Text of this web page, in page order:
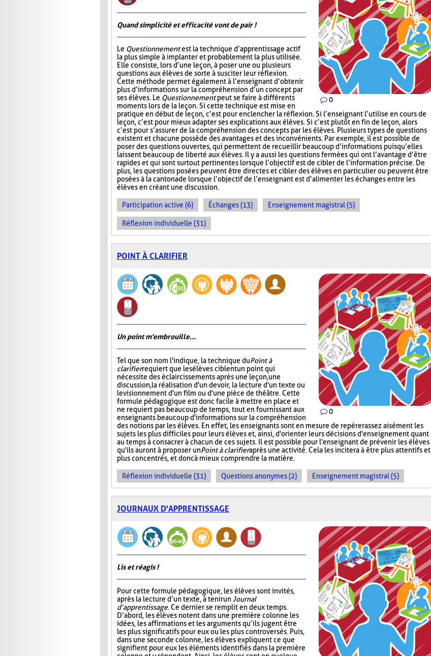
0
Quand simplicité et efficacité vont de pair !
Le Questionnementest la technique d’apprentissage actif
la plus simple à implanter et probablement la plus utilisée.
Elle consiste, lors d’une leçon, à poser une ou plusieurs
questions aux élèves de sorte à susciter leur réflexion.
Cette méthode permet également à l’enseignant d’obtenir
plus d’informations sur la compréhension d’un concept par
ses élèves. Le Questionnementpeut se faire à différents
moments lors de la leçon. Si cette technique est mise en
pratique en début de leçon, c’est pour enclencher la réflexion. Si l’enseignant l’utilise en cours de
leçon, c’est pour mieux adapter ses explications aux élèves. Si c’est plutôt en fin de leçon, alors
c’est pour s’assurer de la compréhension des concepts par les élèves. Plusieurs types de questions
existent et chacune possède des avantages et des inconvénients. Par exemple, il est possible de
poser des questions ouvertes, qui permettent de recueillir beaucoup d’informations puisqu’elles
laissent beaucoup de liberté aux élèves. Il y a aussi les questions fermées qui ont l’avantage d’être
rapides et qui sont surtout pertinentes lorsque l’objectif est de cibler de l’information précise. De
plus, les questions posées peuvent être directes et cibler des élèves en particulier ou peuvent être
posées à la cantonade lorsque l’objectif de l’enseignant est d’alimenter les échanges entre les
élèves en créant une discussion.
Participation active (6) Échanges (13) Enseignement magistral (5)
Réflexion individuelle (31)
POINT À CLARIFIER
0
Un point m'embrouille...
Tel que son nom l'indique, la technique duPoint à
clarifierrequiert que les élèves ciblent un point qui
nécessite des éclaircissements après une leçon, une
discussion, la réalisation d'un devoir, la lecture d'un texte ou
le visionnement d'un film ou d'une pièce de théâtre. Cette
formule pédagogique est donc facile à mettre en place et
ne requiert pas beaucoup de temps, tout en fournissant aux
enseignants beaucoup d'informations sur la compréhension
des notions par les élèves. En effet, les enseignants sont en mesure de repérer assez aisément les
sujets les plus difficiles pour leurs élèves et, ainsi, d'orienter leurs décisions d'enseignement quant
au temps à consacrer à chacun de ces sujets. Il est possible pour l'enseignant de prévenir les élèves
qu'ils auront à proposer unPoint à clarifieraprès une activité. Cela les incitera à être plus attentifs et
plus concentrés, et donc à mieux comprendre la matière.
Réflexion individuelle (31) Questions anonymes (2) Enseignement magistral (5)
JOURNAUX D'APPRENTISSAGE
Lis et réagis !
Pour cette formule pédagogique, les élèves sont invités,
après la lecture d’un texte, à tenir unJournal
d’apprentissage. Ce dernier se remplit en deux temps.
D’abord, les élèves notent dans une première colonne les
idées, les affirmations et les arguments qu’ils jugent être
les plus significatifs pour eux ou les plus controversés. Puis,
dans une seconde colonne, les élèves expliquent ce que
signifient pour eux les éléments identifiés dans la première